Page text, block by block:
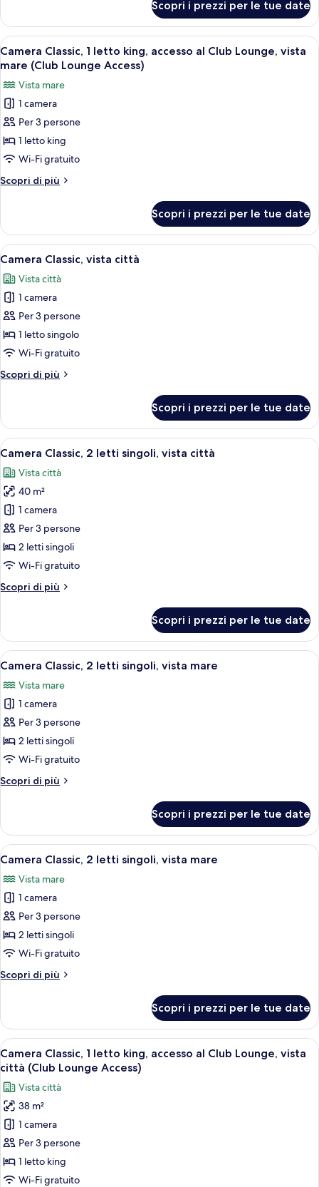
Presidenziale,
letto
singolo
Scopri i prezzi per le tue date
Apri
tutte
foto
per
Camera
Classic,
1
letto
king,
al
Club
Lounge,
vista
mare
(Club
Lounge
Access)
Biancheria da letto di alta qualità,
21
Camera Classic, 1 letto king, accesso al Club Lounge, vista
mare (Club Lounge Access)
Vista mare
1 camera
Per 3 persone
1 letto king
Wi-Fi gratuito
Scopri di più
Altri
Classic,
letto
accesso
al
Lounge,
vista
mare
(Club
Lounge
Scopri i prezzi per le tue date
Apri
tutte
le
foto
per
Camera
Classic,
città
Biancheria da letto di alta qualità,
16
Camera Classic, vista città
Vista città
1 camera
Per 3 persone
1 letto singolo
Wi-Fi gratuito
Scopri di più
Altri
Classic,
vista
città
Scopri i prezzi per le tue date
Apri
tutte
le
foto
per
Camera
Classic,
2
singoli,
Camera d'albergo con due letti, una
20
Camera Classic, 2 letti singoli, vista città
Vista città
40 m²
1 camera
Per 3 persone
2 letti singoli
Wi-Fi gratuito
Scopri di più
Altri
Classic,
letti
vista
città
Scopri i prezzi per le tue date
Apri
tutte
le
foto
per
Camera
Classic,
letti
mare
Biancheria da letto di alta qualità,
15
Camera Classic, 2 letti singoli, vista mare
Vista mare
1 camera
Per 3 persone
2 letti singoli
Wi-Fi gratuito
Scopri di più
Altri
Classic,
letti
vista
mare
Scopri i prezzi per le tue date
Apri
tutte
le
foto
per
Camera
Classic,
letti
mare
Una camera d'albergo con due letti,
11
Camera Classic, 2 letti singoli, vista mare
Vista mare
1 camera
Per 3 persone
2 letti singoli
Wi-Fi gratuito
Scopri di più
Altri
Classic,
letti
singoli,
mare
Scopri i prezzi per le tue date
Apri
tutte
le
foto
per
Camera
Classic,
1
letto
Una camera d'hotel con un letto
18
Camera Classic, 1 letto king, accesso al Club Lounge, vista
città (Club Lounge Access)
Vista città
38 m²
1 camera
Per 3 persone
1 letto king
Wi-Fi gratuito